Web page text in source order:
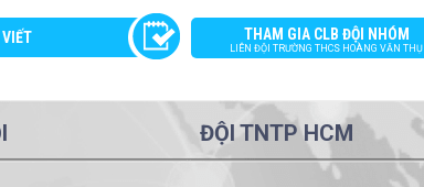
THAM GIA CLB ĐỘI NHÓM
LIÊN ĐỘI TRƯỜNG THCS HOÀNG VĂN THỤ
ĐỘI TNTP HCM